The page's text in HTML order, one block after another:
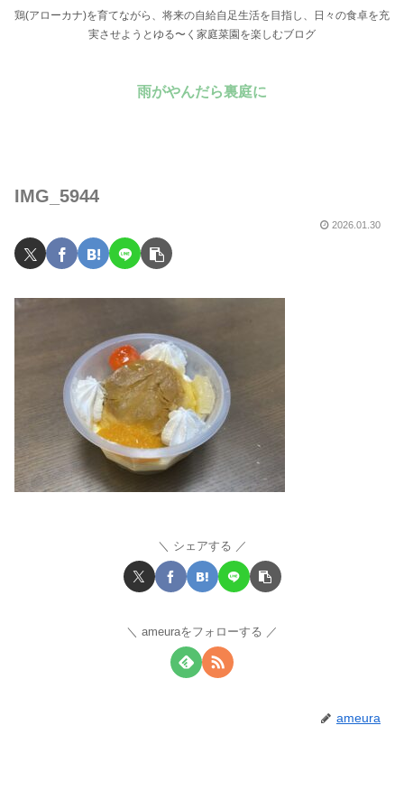
鶏(アローカナ)を育てながら、将来の自給自足生活を目指し、日々の食卓を充
実させようとゆる〜く家庭菜園を楽しむブログ
雨がやんだら裏庭に
IMG_5944
2026.01.30
シェアする
ameuraをフォローする
ameura